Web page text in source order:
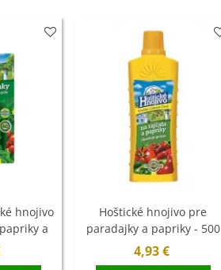
-
-
hnojivo
a
ks
Hoštické hnojivo pre
paradajky a papriky - 500
ml
4,93 €